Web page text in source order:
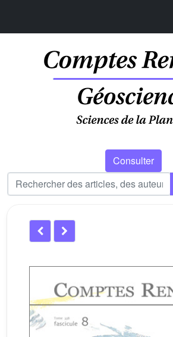
Consulter